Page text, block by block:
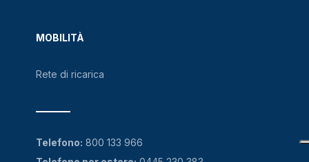
MOBILITÀ
Rete di ricarica
Telefono: 800 133 966